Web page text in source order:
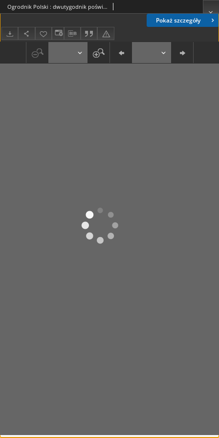
Pokaż szczegóły
Ogrodnik Polski : dwutygodnik poświęcony wszystkim gałęziom ogrodnictwa T. 14, Nr 18 (1892)